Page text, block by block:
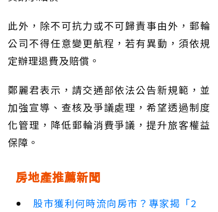
此外，除不可抗力或不可歸責事由外，郵輪
公司不得任意變更航程，若有異動，須依規
定辦理退費及賠償。
鄭麗君表示，請交通部依法公告新規範，並
加強宣導、查核及爭議處理，希望透過制度
化管理，降低郵輪消費爭議，提升旅客權益
保障。
房地產推薦新聞
股市獲利何時流向房市？專家揭「2